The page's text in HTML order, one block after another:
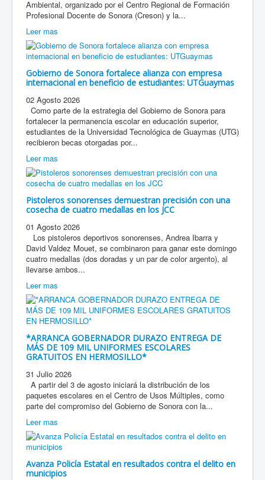
Ambiental, organizado por el Centro Regional de Formación
Profesional Docente de Sonora (Creson) y la...
Leer mas
Gobierno de Sonora fortalece alianza con empresa
internacional en beneficio de estudiantes: UTGuaymas
02 Agosto 2026
Como parte de la estrategia del Gobierno de Sonora para
fortalecer la permanencia escolar en educación superior,
estudiantes de la Universidad Tecnológica de Guaymas (UTG)
recibieron becas otorgadas por...
Leer mas
Pistoleros sonorenses demuestran precisión con una
cosecha de cuatro medallas en los JCC
01 Agosto 2026
Los pistoleros deportivos sonorenses, Andrea Ibarra y
David Valdez Mouet, se combinaron para ganar este domingo
cuatro medallas (dos doradas y un par de color argento), al
llevarse ambos...
Leer mas
*ARRANCA GOBERNADOR DURAZO ENTREGA DE
MÁS DE 109 MIL UNIFORMES ESCOLARES
GRATUITOS EN HERMOSILLO*
31 Julio 2026
A partir del 3 de agosto iniciará la distribución de los
paquetes escolares en el Centro de Usos Múltiples, como
parte del compromiso del Gobierno de Sonora con la...
Leer mas
Avanza Policía Estatal en resultados contra el delito en
municipios